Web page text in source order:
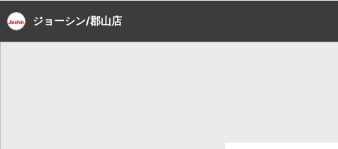
ジョーシン/郡山店